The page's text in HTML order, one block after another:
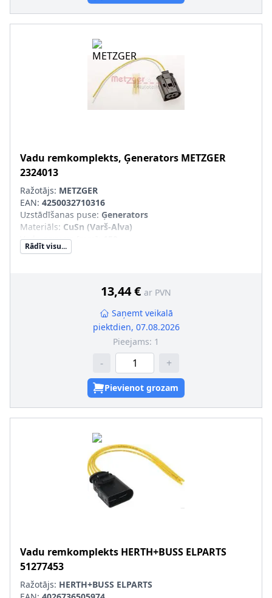
Vadu remkomplekts, Ģenerators METZGER
2324013
Ražotājs: METZGER
EAN: 4250032710316
Uzstādīšanas puse: Ģenerators
Materiāls: CuSn (Varš-Alva)
Vada garums [mm]
Spraudkontakta veids
Vada šķērsgriezums [mm²]: 2,5
Vadu izolācijas materiāls:Silikons
Rādīt visu...
13,44 € ar PVN
Saņemt veikalā
piektdien, 07.08.2026
Pieejams: 1
- +
Pievienot grozam
Vadu remkomplekts HERTH+BUSS ELPARTS
51277453
Ražotājs: HERTH+BUSS ELPARTS